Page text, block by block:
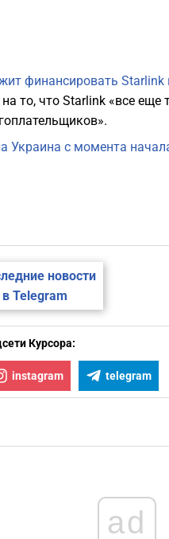
финансировать Starlink
то, что Starlink «все еще
Украина с момента
новости
в Telegram
Курсора:
instagram telegram
ad